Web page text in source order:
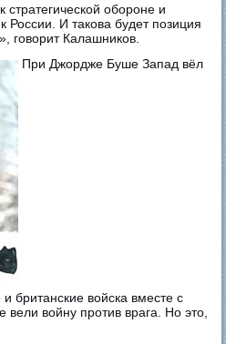
обороне и
России. И такова будет позиция
говорит Калашников.
При Джордже Буше Запад вёл
британские войска вместе с
войну против врага. Но это,